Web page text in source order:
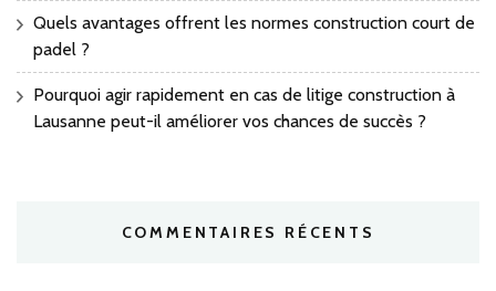
Quels avantages offrent les normes construction court de
padel ?
Pourquoi agir rapidement en cas de litige construction à
Lausanne peut-il améliorer vos chances de succès ?
COMMENTAIRES RÉCENTS